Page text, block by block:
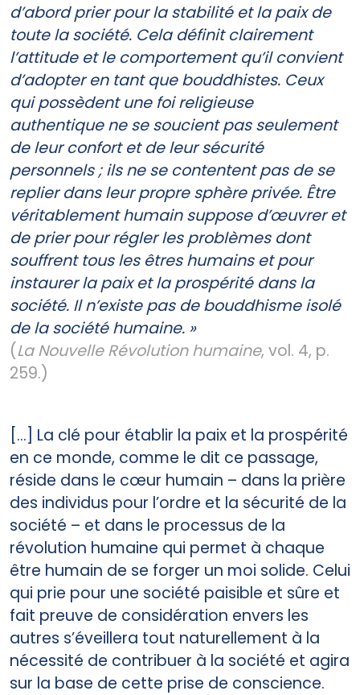
d’abord prier pour la stabilité et la paix de
toute la société. Cela définit clairement
l’attitude et le comportement qu’il convient
d’adopter en tant que bouddhistes. Ceux
qui possèdent une foi religieuse
authentique ne se soucient pas seulement
de leur confort et de leur sécurité
personnels ; ils ne se contentent pas de se
replier dans leur propre sphère privée. Être
véritablement humain suppose d’œuvrer et
de prier pour régler les problèmes dont
souffrent tous les êtres humains et pour
instaurer la paix et la prospérité dans la
société. Il n’existe pas de bouddhisme isolé
de la société humaine. »
(La Nouvelle Révolution humaine, vol. 4, p.
259.)
[...] La clé pour établir la paix et la prospérité
en ce monde, comme le dit ce passage,
réside dans le cœur humain – dans la prière
des individus pour l’ordre et la sécurité de la
société – et dans le processus de la
révolution humaine qui permet à chaque
être humain de se forger un moi solide. Celui
qui prie pour une société paisible et sûre et
fait preuve de considération envers les
autres s’éveillera tout naturellement à la
nécessité de contribuer à la société et agira
sur la base de cette prise de conscience.